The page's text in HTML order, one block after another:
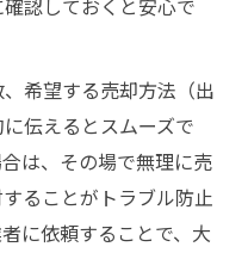
認しておくと安心で
希望する売却方法（出
伝えるとスムーズで
は、その場で無理に売
ることがトラブル防止
に依頼することで、大